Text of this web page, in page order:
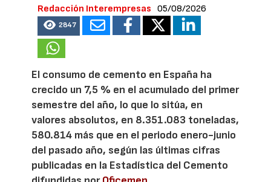
Redacción Interempresas 05/08/2026
2847
El consumo de cemento en España ha
crecido un 7,5 % en el acumulado del primer
semestre del año, lo que lo sitúa, en
valores absolutos, en 8.351.083 toneladas,
580.814 más que en el periodo enero-junio
del pasado año, según las últimas cifras
publicadas en la Estadística del Cemento